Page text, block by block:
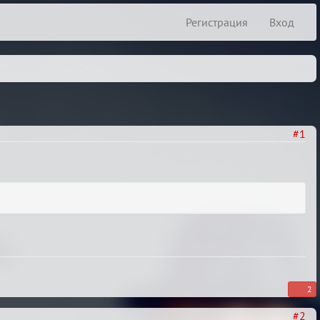
Регистрация Вход
#1
2
#2